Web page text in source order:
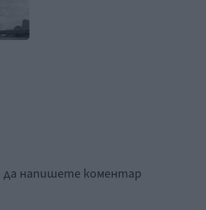
да напишете коментар